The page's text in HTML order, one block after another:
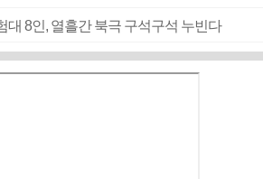
대 8인, 열흘간 북극 구석구석 누빈다